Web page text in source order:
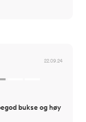
22.09.24
bukse og høy